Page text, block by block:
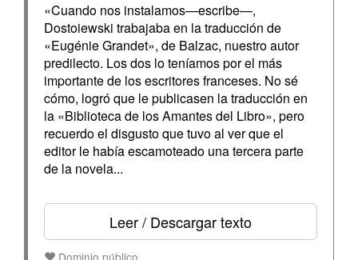
«Cuando nos instalamos—escribe—,
Dostoiewski trabajaba en la traducción de
«Eugénie Grandet», de Balzac, nuestro autor
predilecto. Los dos lo teníamos por el más
importante de los escritores franceses. No sé
cómo, logró que le publicasen la traducción en
la «Biblioteca de los Amantes del Libro», pero
recuerdo el disgusto que tuvo al ver que el
editor le había escamoteado una tercera parte
de la novela...
Leer / Descargar texto
Dominio público